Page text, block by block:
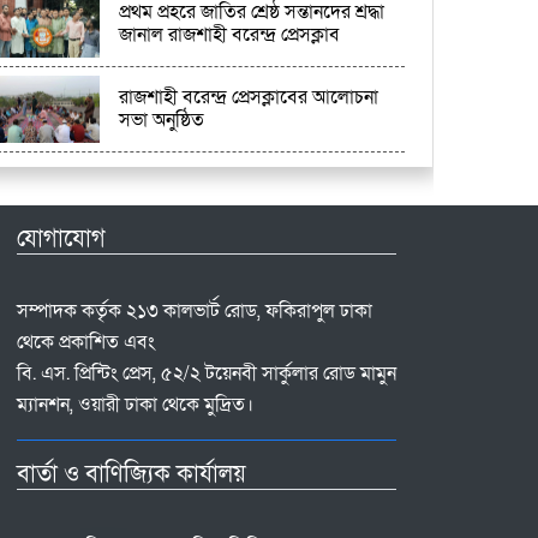
প্রথম প্রহরে জাতির শ্রেষ্ঠ সন্তানদের শ্রদ্ধা
জানাল রাজশাহী বরেন্দ্র প্রেসক্লাব
​রাজশাহী বরেন্দ্র প্রেসক্লাবের আলোচনা
সভা অনুষ্ঠিত
যোগাযোগ
সম্পাদক কর্তৃক ২১৩ কালভার্ট রোড, ফকিরাপুল ঢাকা
থেকে প্রকাশিত এবং
বি. এস. প্রিন্টিং প্রেস, ৫২/২ টয়েনবী সার্কুলার রোড মামুন
ম্যানশন, ওয়ারী ঢাকা থেকে মুদ্রিত।
বার্তা ও বাণিজ্যিক কার্যালয়